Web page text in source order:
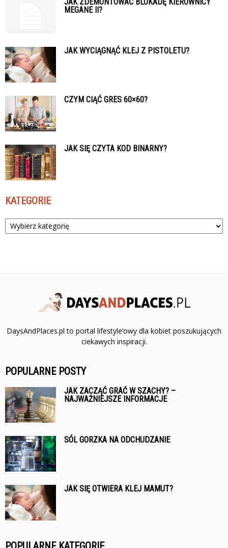
MEGANE II?
JAK WYCIĄGNĄĆ KLEJ Z PISTOLETU?
CZYM CIĄĆ GRES 60×60?
JAK SIĘ CZYTA KOD BINARNY?
KATEGORIE
Kategorie
DaysAndPlaces.pl to portal lifestyle’owy dla kobiet poszukujących
ciekawych inspiracji.
POPULARNE POSTY
JAK ZACZĄĆ GRAĆ W SZACHY? –
NAJWAŻNIEJSZE INFORMACJE
SÓL GORZKA NA ODCHUDZANIE
JAK SIĘ OTWIERA KLEJ MAMUT?